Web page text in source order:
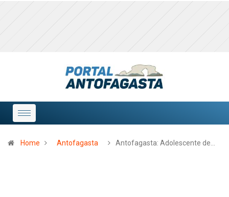
Home Antofagasta Antofagasta: Adolescente de…